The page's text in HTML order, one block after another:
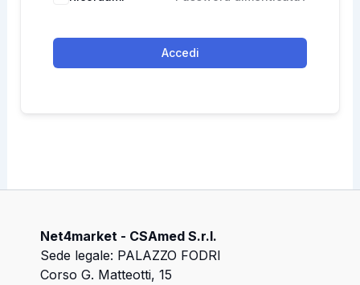
Accedi
Net4market - CSAmed S.r.l.
Sede legale: PALAZZO FODRI
Corso G. Matteotti, 15